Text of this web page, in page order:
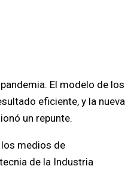
eficiente, y la nueva
un repunte.
de la Industria